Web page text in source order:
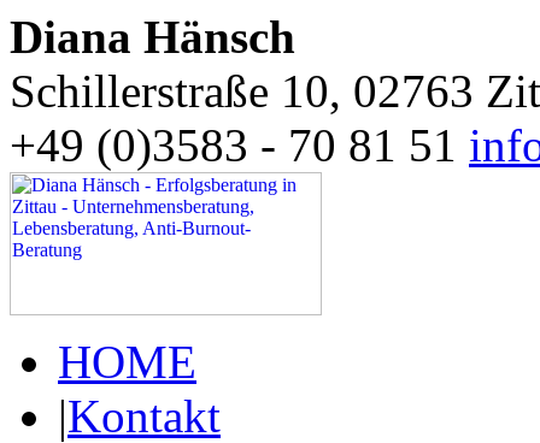
Diana Hänsch
Schillerstraße 10, 02763
+49 (0)3583 - 70 81 51
HOME
|Kontakt